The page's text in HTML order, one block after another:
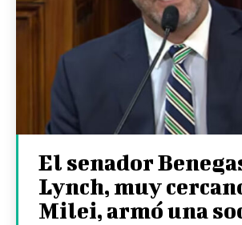
El senador
Lynch, muy
Milei, armó una